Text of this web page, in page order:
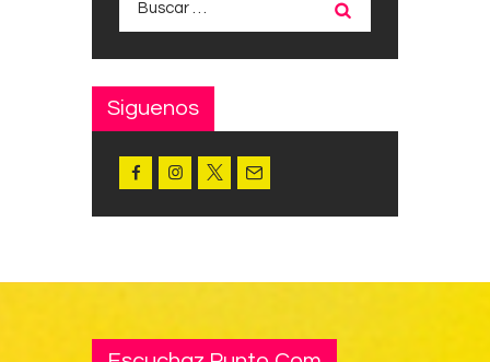
Siguenos